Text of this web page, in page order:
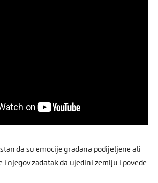
da su emocije građana podijeljene ali
i njegov zadatak da ujedini zemlju i povede